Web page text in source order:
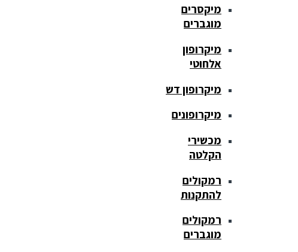
מיקסרים
מוגברים
מיקרופון
אלחוטי
מיקרופון דש
מיקרופונים
מכשירי
הקלטה
רמקולים
להתקנות
רמקולים
מוגברים